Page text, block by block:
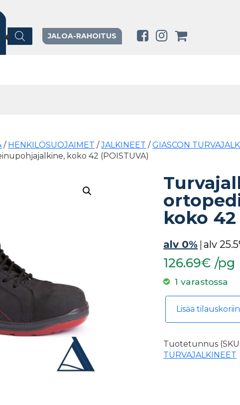
JALOA-RAHOITUS
/ HENKILÖSUOJAIMET /JALKINEET /GIASCON
koko 42 (POISTUVA)
koko 42
alv 0% |alv
126.69€ /pg
1 varastossa
Turvajalkine
Lisää tilauskoriin
Tuotetunnus
TURVAJALKINEET